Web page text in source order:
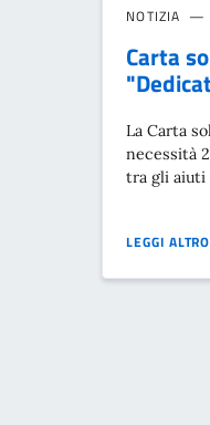
NOTIZIA
Carta
La Carta
necessità
tra gli aiuti
LEGGI ALTRO
CARTA